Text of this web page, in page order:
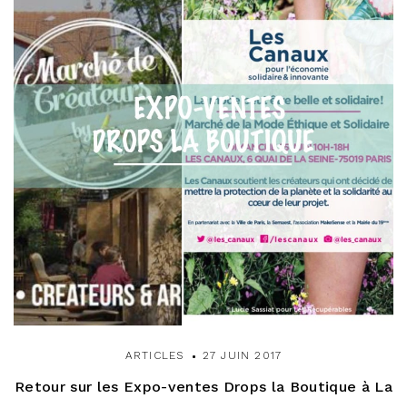
ARTICLES 27 JUIN 2017
Retour sur les Expo-ventes Drops la Boutique à La